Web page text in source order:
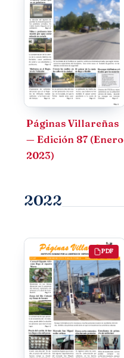
Páginas Villareñas
— Edición 87 (Enero
2023)
2022
PDF